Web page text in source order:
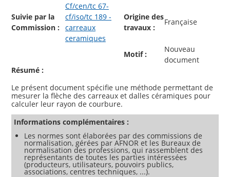
Suivie par la
Commission :
Cf/cen/tc 67-
cf/iso/tc 189 -
carreaux
ceramiques
Origine des
travaux :
Française
Motif :
Nouveau
document
Résumé :
Le présent document spécifie une méthode permettant de
mesurer la flèche des carreaux et dalles céramiques pour
Informations complémentaires :
Les normes sont élaborées par des commissions de
normalisation, gérées par AFNOR et les Bureaux de
normalisation des professions, qui rassemblent des
représentants de toutes les parties intéressées
(producteurs, utilisateurs, pouvoirs publics,
associations, centres techniques, ...).